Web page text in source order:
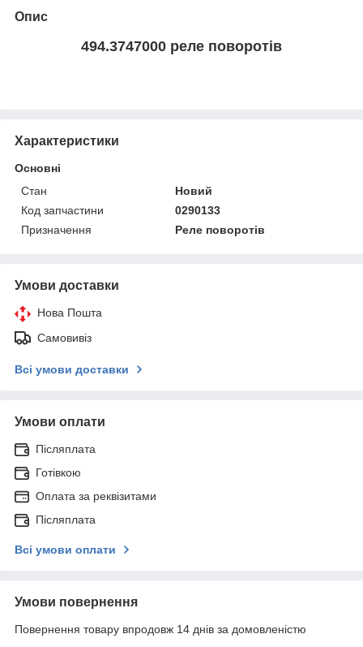
Опис
494.3747000 реле поворотів
Характеристики
Основні
Стан
Новий
Код запчастини
0290133
Призначення
Реле поворотів
Умови доставки
Нова Пошта
Самовивіз
Всі умови доставки
Умови оплати
Післяплата
Готівкою
Оплата за реквізитами
Післяплата
Всі умови оплати
Умови повернення
Повернення товару впродовж 14 днів за домовленістю